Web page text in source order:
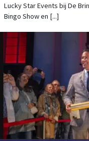
Lucky Star Events bij De
Bingo Show en [...]